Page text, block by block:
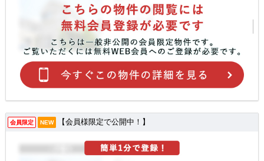
会員限定 NEW 【会員様限定で公開中！】